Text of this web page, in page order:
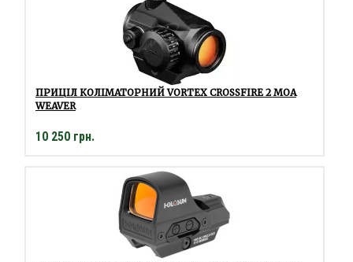
ПРИЦІЛ КОЛІМАТОРНИЙ VORTEX CROSSFIRE 2 MOA
WEAVER
10 250 грн.